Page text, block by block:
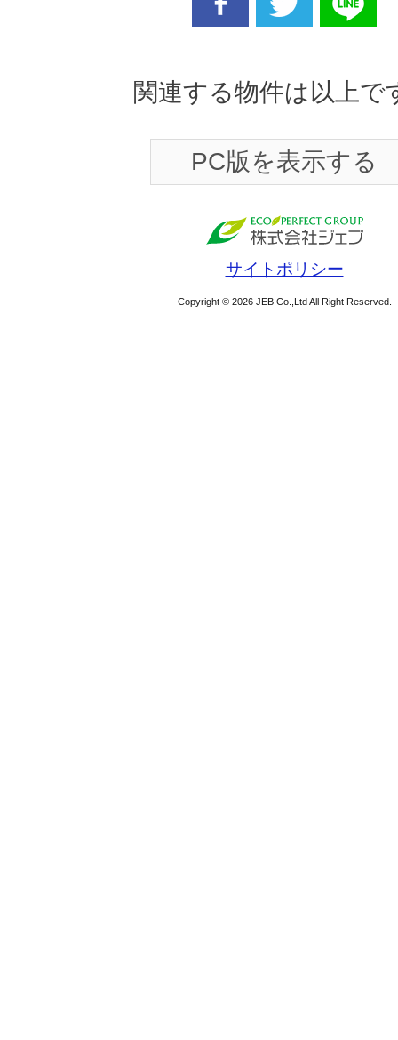
関連する物件は以上で
PC版を表示する
サイトポリシー
Copyright © 2026 JEB Co.,Ltd All Right Reserved.